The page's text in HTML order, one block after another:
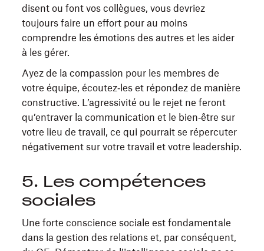
disent ou font vos collègues, vous devriez
toujours faire un effort pour au moins
comprendre les émotions des autres et les aider
à les gérer.
Ayez de la compassion pour les membres de
votre équipe, écoutez‑les et répondez de manière
constructive. L’agressivité ou le rejet ne feront
qu’entraver la communication et le bien‑être sur
votre lieu de travail, ce qui pourrait se répercuter
négativement sur votre travail et votre leadership.
5. Les compétences
sociales
Une forte conscience sociale est fondamentale
dans la gestion des relations et, par conséquent,